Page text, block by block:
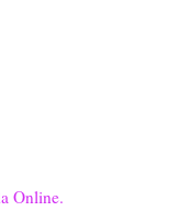
Online.